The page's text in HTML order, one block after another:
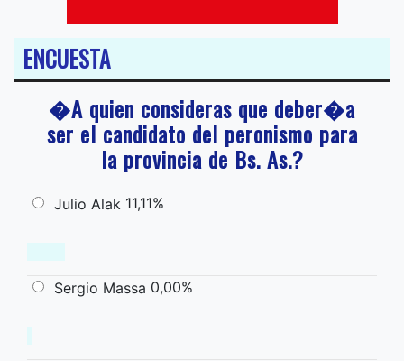
ENCUESTA
�A quien consideras que deber�a
ser el candidato del peronismo para
la provincia de Bs. As.?
Julio Alak 11,11%
Sergio Massa 0,00%